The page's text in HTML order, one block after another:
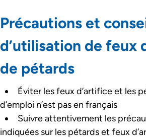
Précautions et
d’utilisation de feux
de pétards
Éviter les feux d’artifice et les
d’emploi n’est pas en français
Suivre attentivement les
indiquées sur les pétards et feux